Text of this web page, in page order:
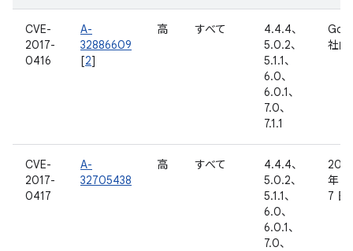
CVE-
2017-
0416
A-
32886609
[2]
高 すべて
4.4.4、
5.0.2、
5.1.1、
6.0、
6.0.1、
7.0、
7.1.1
社内
CVE-
2017-
0417
A-
32705438
高 すべて
4.4.4、
5.0.2、
5.1.1、
6.0、
6.0.1、
7.0、
2016
年
7 日